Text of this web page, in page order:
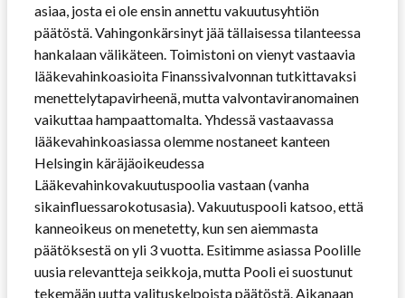
asiaa, josta ei ole ensin annettu vakuutusyhtiön
päätöstä. Vahingonkärsinyt jää tällaisessa tilanteessa
hankalaan välikäteen. Toimistoni on vienyt vastaavia
lääkevahinkoasioita Finanssivalvonnan tutkittavaksi
menettelytapavirheenä, mutta valvontaviranomainen
vaikuttaa hampaattomalta. Yhdessä vastaavassa
lääkevahinkoasiassa olemme nostaneet kanteen
Helsingin käräjäoikeudessa
Lääkevahinkovakuutuspoolia vastaan (vanha
sikainfluessarokotusasia). Vakuutuspooli katsoo, että
kanneoikeus on menetetty, kun sen aiemmasta
päätöksestä on yli 3 vuotta. Esitimme asiassa Poolille
uusia relevantteja seikkoja, mutta Pooli ei suostunut
tekemään uutta valituskelpoista päätöstä. Aikanaan